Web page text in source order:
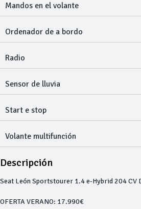
Mandos en el volante
Ordenador de a bordo
Radio
Sensor de lluvia
Start e stop
Volante multifunción
Descripción
Seat León Sportstourer 1.4 e-Hybrid 204 CV
OFERTA VERANO: 17.990€